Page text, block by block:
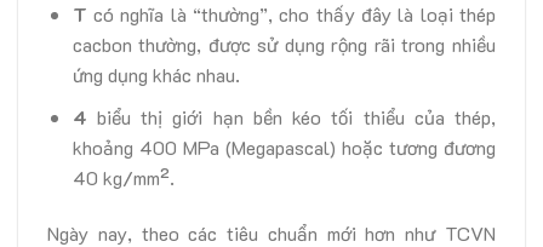
T có nghĩa là “thường”, cho thấy đây là loại thép
cacbon thường, được sử dụng rộng rãi trong nhiều
ứng dụng khác nhau.
4 biểu thị giới hạn bền kéo tối thiểu của thép,
khoảng 400 MPa (Megapascal) hoặc tương đương
40 kg/mm².
Ngày nay, theo các tiêu chuẩn mới hơn như TCVN